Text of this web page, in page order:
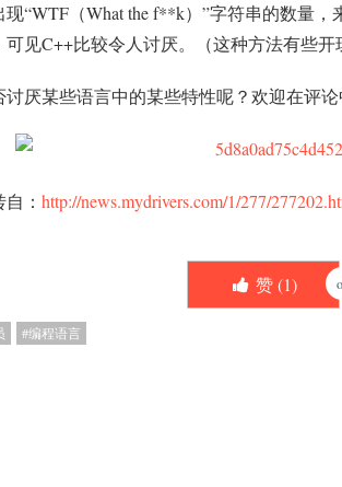
现“WTF（What the f**k）”字符串的数量
可见C++比较令人讨厌。（这种方法有些开
讨厌某些语言中的某些特性呢？欢迎在评论
： http://news.mydrivers.com/1/277/
赞 (1)
编程语言